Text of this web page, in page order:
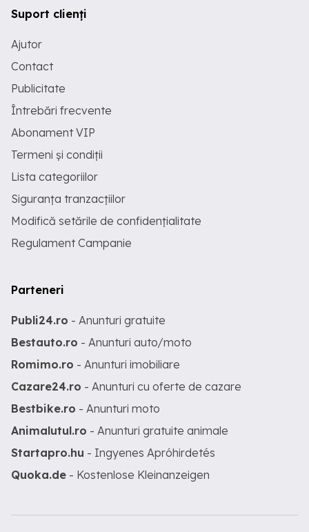
Suport clienți
Ajutor
Contact
Publicitate
Întrebări frecvente
Abonament VIP
Termeni și condiții
Lista categoriilor
Siguranța tranzacțiilor
Modifică setările de confidențialitate
Regulament Campanie
Parteneri
Publi24.ro - Anunturi gratuite
Bestauto.ro - Anunturi auto/moto
Romimo.ro - Anunturi imobiliare
Cazare24.ro - Anunturi cu oferte de cazare
Bestbike.ro - Anunturi moto
Animalutul.ro - Anunturi gratuite animale
Startapro.hu - Ingyenes Apróhirdetés
Quoka.de - Kostenlose Kleinanzeigen